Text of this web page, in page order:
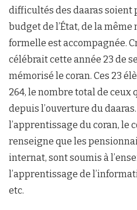
difficultés des daaras soient
budget de l’État, de la
formelle est accompagnée.
célébrait cette année 23 de
mémorisé le coran. Ces 23
264, le nombre total de ceux
depuis l’ouverture du
l’apprentissage du coran, le
renseigne que les
internat, sont soumis à
l’apprentissage de
etc.